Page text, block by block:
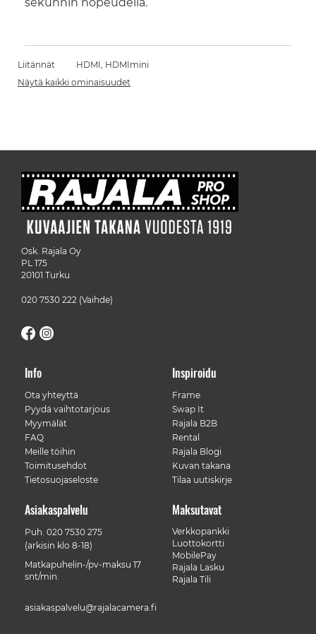
Liitännät
HDMI, HDMImini
Näytä kaikki ominaisuudet
Osk. Rajala Oy
PL 175
20101 Turku
020 7530 222 (Vaihde)
Info
Ota yhteyttä
Pyydä vaihtotarjous
Myymälät
FAQ
Meille töihin
Toimitusehdot
Tietosuojaseloste
Inspiroidu
Frame
Swap It
Rajala B2B
Rental
Rajala Blogi
Kuvan takana
Tilaa uutiskirje
Maksutavat
Verkkopankki
Luottokortti
MobilePay
Rajala Lasku
Rajala Tili
Asiakaspalvelu
Puh. 020 7530 275
(arkisin klo 8-18)
Matkapuhelin-/pv-maksu 17
snt/min.
asiakaspalvelu@rajalacamera.fi